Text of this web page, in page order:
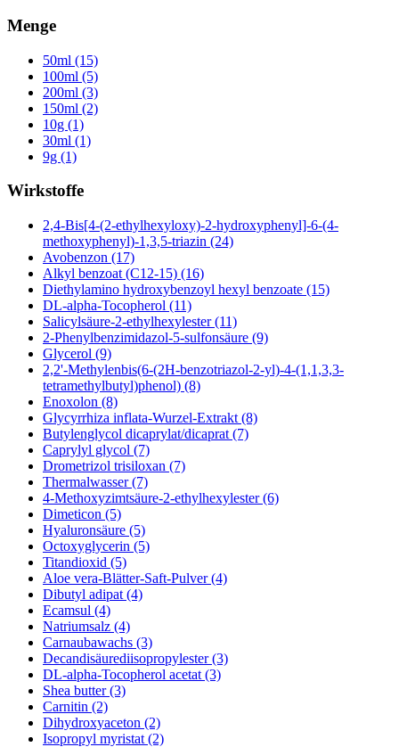
Menge
50ml (15)
100ml (5)
200ml (3)
150ml (2)
10g (1)
30ml (1)
9g (1)
Wirkstoffe
2,4-Bis[4-(2-ethylhexyloxy)-2-hydroxyphenyl]-6-(4-
methoxyphenyl)-1,3,5-triazin (24)
Avobenzon (17)
Alkyl benzoat (C12-15) (16)
Diethylamino hydroxybenzoyl hexyl benzoate (15)
DL-alpha-Tocopherol (11)
Salicylsäure-2-ethylhexylester (11)
2-Phenylbenzimidazol-5-sulfonsäure (9)
Glycerol (9)
2,2'-Methylenbis(6-(2H-benzotriazol-2-yl)-4-(1,1,3,3-
tetramethylbutyl)phenol) (8)
Enoxolon (8)
Glycyrrhiza inflata-Wurzel-Extrakt (8)
Butylenglycol dicaprylat/dicaprat (7)
Caprylyl glycol (7)
Drometrizol trisiloxan (7)
Thermalwasser (7)
4-Methoxyzimtsäure-2-ethylhexylester (6)
Dimeticon (5)
Hyaluronsäure (5)
Octoxyglycerin (5)
Titandioxid (5)
Aloe vera-Blätter-Saft-Pulver (4)
Dibutyl adipat (4)
Ecamsul (4)
Natriumsalz (4)
Carnaubawachs (3)
Decandisäurediisopropylester (3)
DL-alpha-Tocopherol acetat (3)
Shea butter (3)
Carnitin (2)
Dihydroxyaceton (2)
Isopropyl myristat (2)